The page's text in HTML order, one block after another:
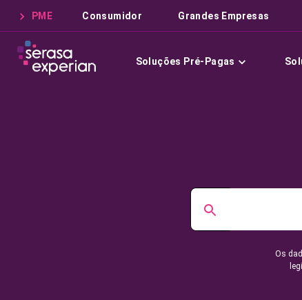
PME Consumidor Grandes Empresas
Soluções Pré-Pagas
Os